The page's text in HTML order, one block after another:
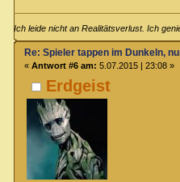
Ich leide nicht an Realitätsverlust. Ich
Erdgeist
Re: Spieler tappen im Dunkeln,
« Antwort #6 am: 5.07.2015 | 23:08 »